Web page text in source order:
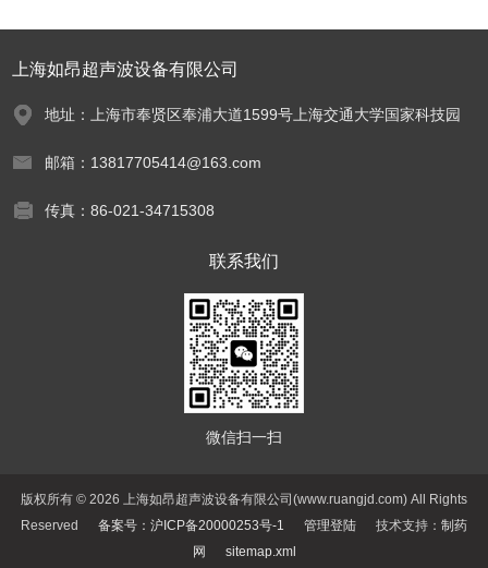
上海如昂超声波设备有限公司
地址：上海市奉贤区奉浦大道1599号上海交通大学国家科技园
邮箱：13817705414@163.com
传真：86-021-34715308
联系我们
微信扫一扫
版权所有 © 2026 上海如昂超声波设备有限公司(www.ruangjd.com) All Rights
Reserved 备案号：沪ICP备20000253号-1 管理登陆 技术支持： 制药
网
sitemap.xml